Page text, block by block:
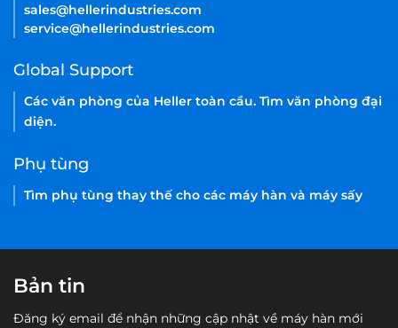
sales@hellerindustries.com
service@hellerindustries.com
Global Support
Các văn phòng của Heller toàn cầu. Tìm văn phòng đại
diện.
Phụ tùng
Tìm phụ tùng thay thế cho các máy hàn và máy sấy
Bản tin
Đăng ký email để nhận những cập nhật về máy hàn mới